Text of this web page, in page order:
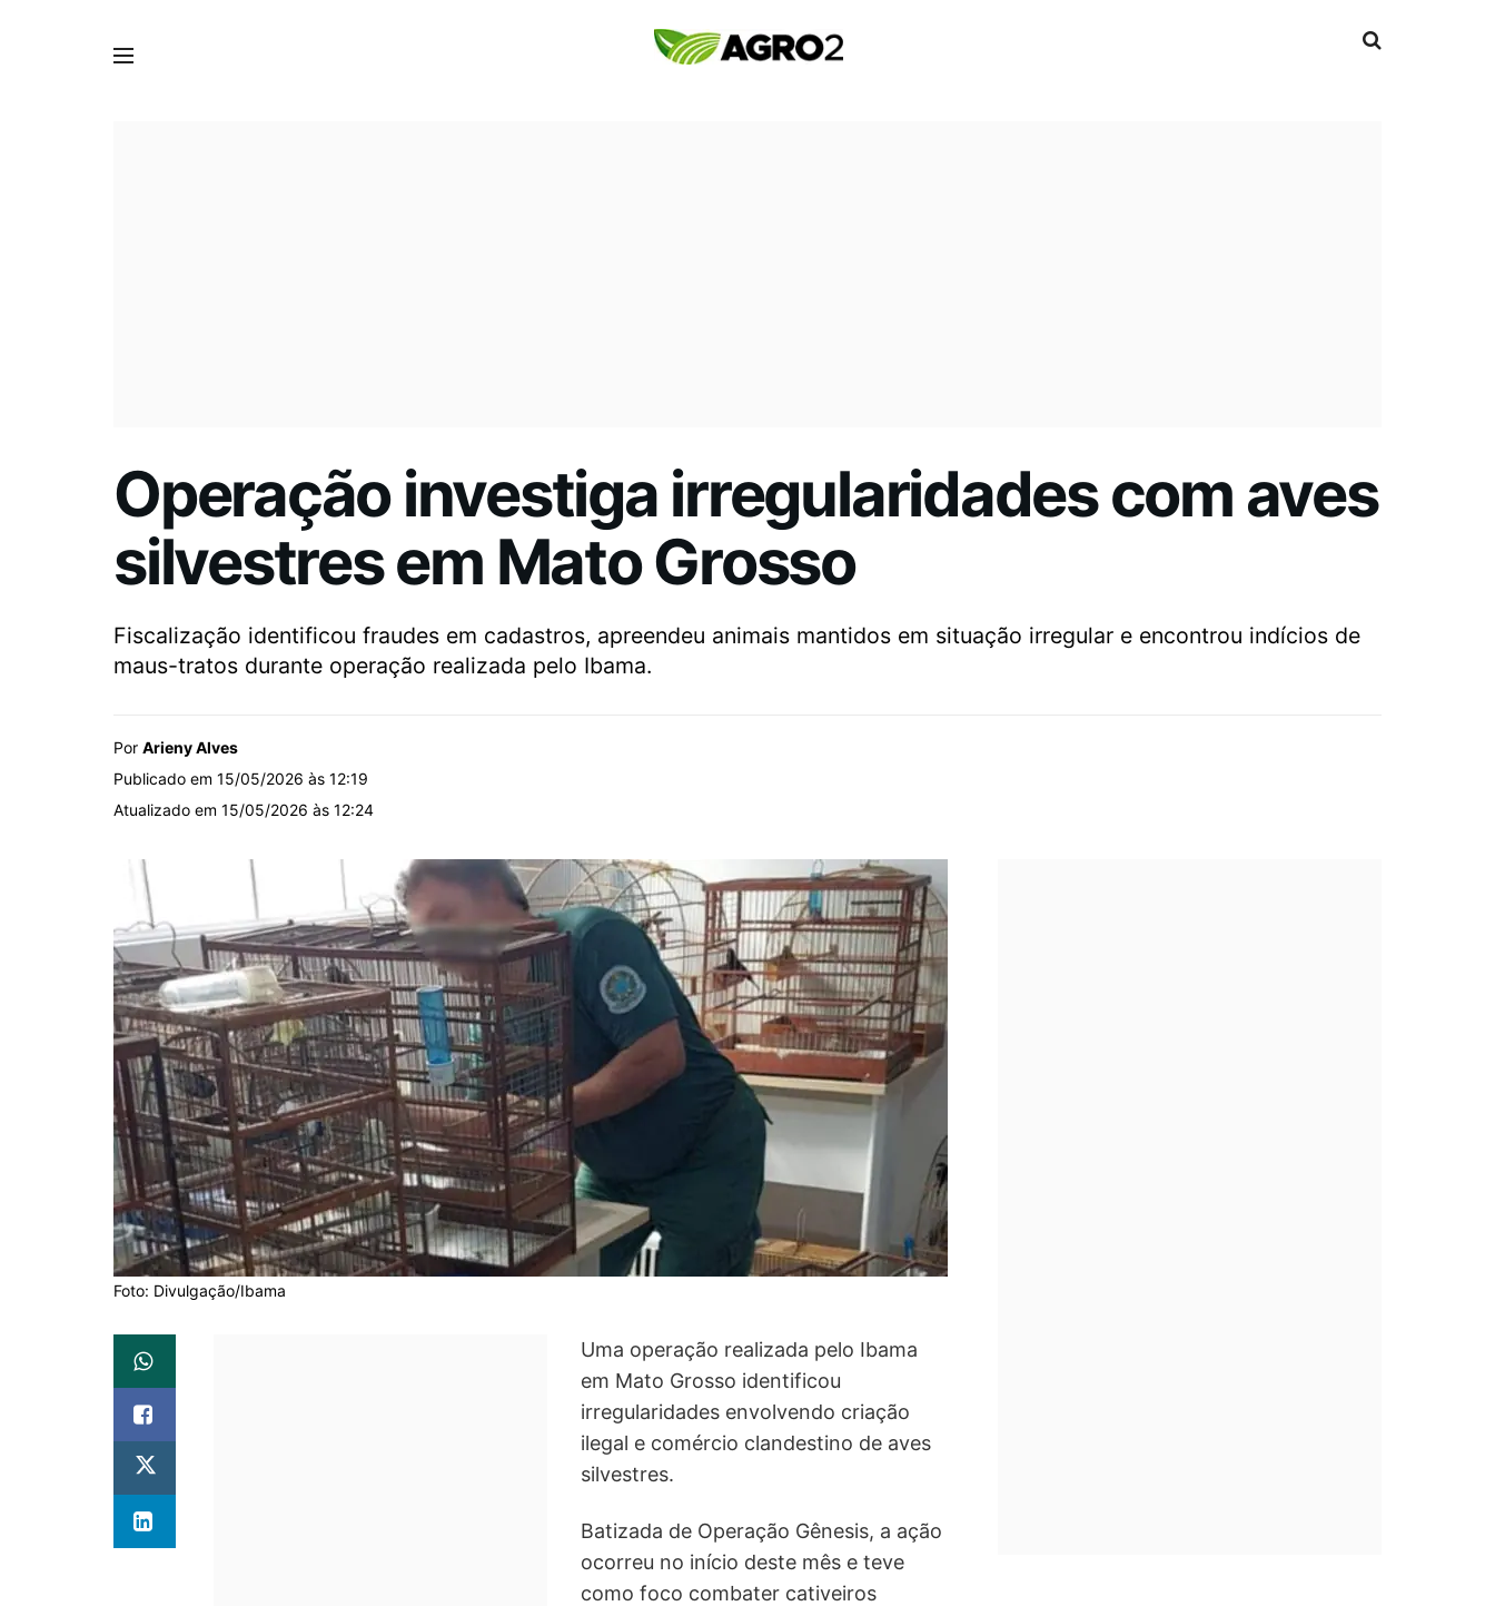
Operação investiga irregularidades com aves
silvestres em Mato Grosso
Fiscalização identificou fraudes em cadastros, apreendeu animais mantidos em situação irregular e encontrou indícios de
maus-tratos durante operação realizada pelo Ibama.
Por Arieny Alves
Publicado em 15/05/2026 às 12:19
Atualizado em 15/05/2026 às 12:24
Foto: Divulgação/Ibama
Uma operação realizada pelo Ibama
em Mato Grosso identificou
irregularidades envolvendo criação
ilegal e comércio clandestino de aves
silvestres.
Batizada de Operação Gênesis, a ação
ocorreu no início deste mês e teve
como foco combater cativeiros